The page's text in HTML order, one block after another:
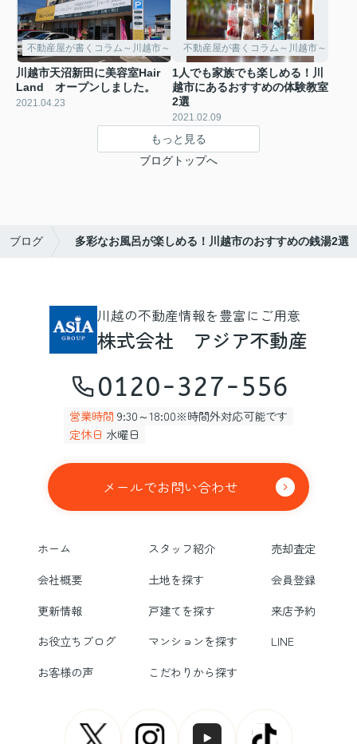
不動産屋が書くコラム～川越市～
川越市天沼新田に美容室Hair
Land オープンしました。
2021.04.23
不動産屋が書くコラム～川越市～
1人でも家族でも楽しめる！川
越市にあるおすすめの体験教室
2選
2021.02.09
もっと見る
ブログトップへ
ブログ 多彩なお風呂が楽しめる！川越市のおすすめの銭湯2選
川越の不動産情報を豊富にご用意
株式会社 アジア不動産
0120-327-556
営業時間 9:30～18:00※時間外対応可能です
定休日 水曜日
メールでお問い合わせ
ホーム スタッフ紹介
売却査定
会社概要
土地を探す
会員登録
更新情報
戸建てを探す
来店予約
お役立ちブログ
マンションを探す
LINE
お客様の声
こだわりから探す